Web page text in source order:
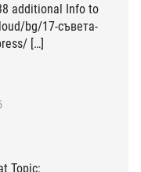
additional Info to
bg/17-съвета-
[…]
Topic: